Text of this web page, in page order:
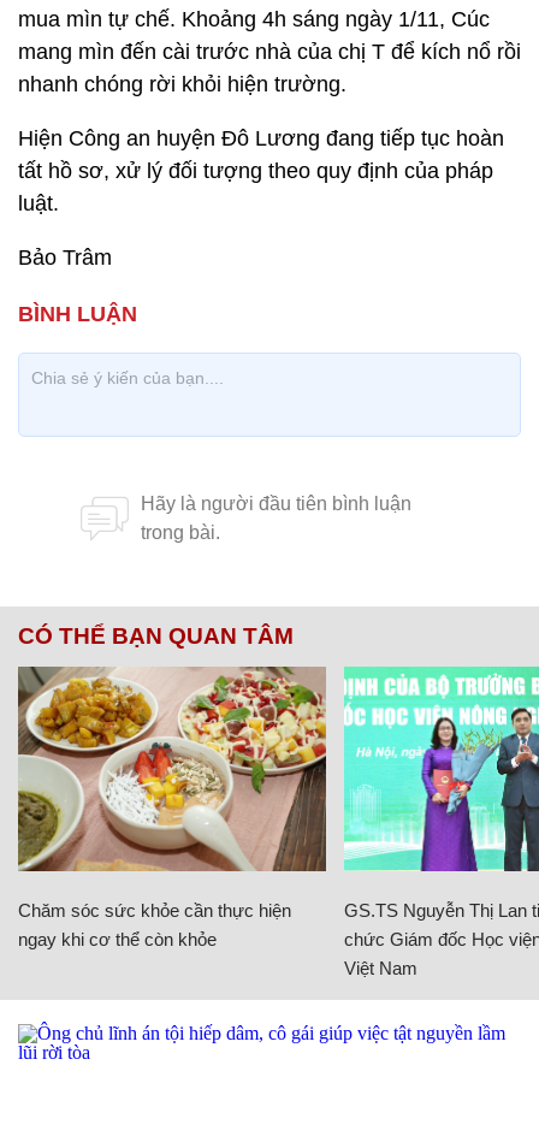
mua mìn tự chế. Khoảng 4h sáng ngày 1/11, Cúc
mang mìn đến cài trước nhà của chị T để kích nổ rồi
nhanh chóng rời khỏi hiện trường.
Hiện Công an huyện Đô Lương đang tiếp tục hoàn
tất hồ sơ, xử lý đối tượng theo quy định của pháp
luật.
Bảo Trâm
CÓ THỂ BẠN QUAN TÂM
Chăm sóc sức khỏe cần thực hiện
ngay khi cơ thể còn khỏe
GS.TS Nguyễn Thị Lan
chức Giám đốc Học
Việt Nam